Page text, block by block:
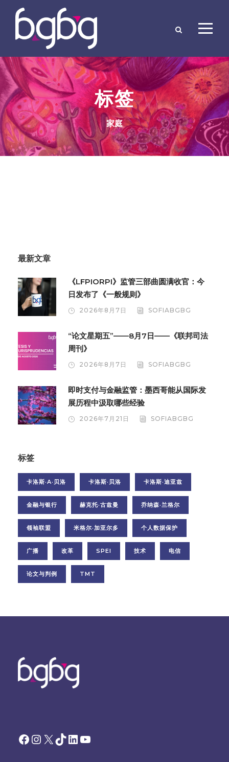
标签
家庭
最新文章
《LFPIORPI》监管三部曲圆满收官：今
日发布了《一般规则》
2026年8月7日 SOFIABGBG
“论文星期五”——8月7日——《联邦司法
周刊》
2026年8月7日 SOFIABGBG
即时支付与金融监管：墨西哥能从国际发
展历程中汲取哪些经验
2026年7月21日 SOFIABGBG
标签
卡洛斯·A·贝洛 卡洛斯·贝洛 卡洛斯·迪亚兹
金融与银行 赫克托·古兹曼 乔纳森·兰格尔
领袖联盟 米格尔·加亚尔多 个人数据保护
广播 改革 SPEI 技术 电信
论文与判例 TMT
Facebook Instagram X TikTok 领英YouTube